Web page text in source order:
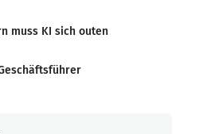
muss KI sich outen